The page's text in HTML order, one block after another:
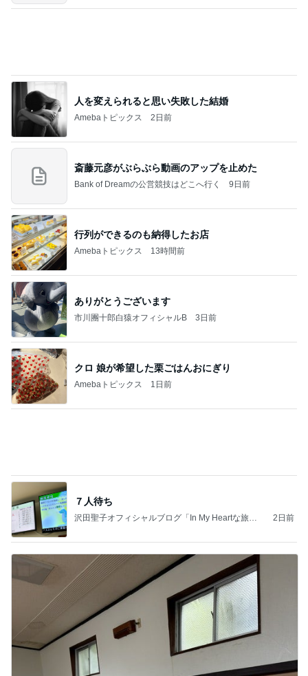
人を変えられると思い失敗した結婚
Amebaトピックス 2日前
斎藤元彦がぶらぶら動画のアップを止めた
Bank of Dreamの公営競技はどこへ行く 9日前
行列ができるのも納得したお店
Amebaトピックス 13時間前
ありがとうございます
市川團十郎白猿オフィシャルB 3日前
クロ 娘が希望した栗ごはんおにぎり
Amebaトピックス 1日前
７人待ち
沢田聖子オフィシャルブログ「In My Heartな旅日
2日前